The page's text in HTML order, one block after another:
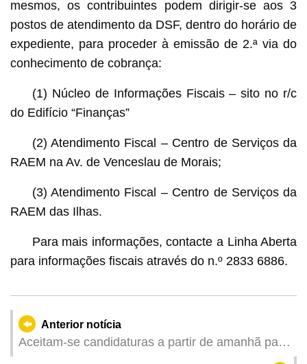
mesmos, os contribuintes podem dirigir-se aos 3
postos de atendimento da DSF, dentro do horário de
expediente, para proceder à emissão de 2.ª via do
conhecimento de cobrança:
(1) Núcleo de Informações Fiscais – sito no r/c
do Edifício “Finanças”
(2) Atendimento Fiscal – Centro de Serviços da
RAEM na Av. de Venceslau de Morais;
(3) Atendimento Fiscal – Centro de Serviços da
RAEM das Ilhas.
Para mais informações, contacte a Linha Aberta
para informações fiscais através do n.º 2833 6886.
Anterior notícia
Aceitam-se candidaturas a partir de amanhã para